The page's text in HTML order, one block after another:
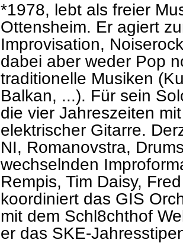
*1978, lebt als freier
Ottensheim. Er agiert
Improvisation,
dabei aber weder Pop
traditionelle Musiken
Balkan, ...). Für sein
die vier Jahreszeiten
elektrischer Gitarre.
NI, Romanovstra,
wechselnden
Rempis, Tim Daisy,
koordiniert das GIS
mit dem Schl8chthof
er das SKE-